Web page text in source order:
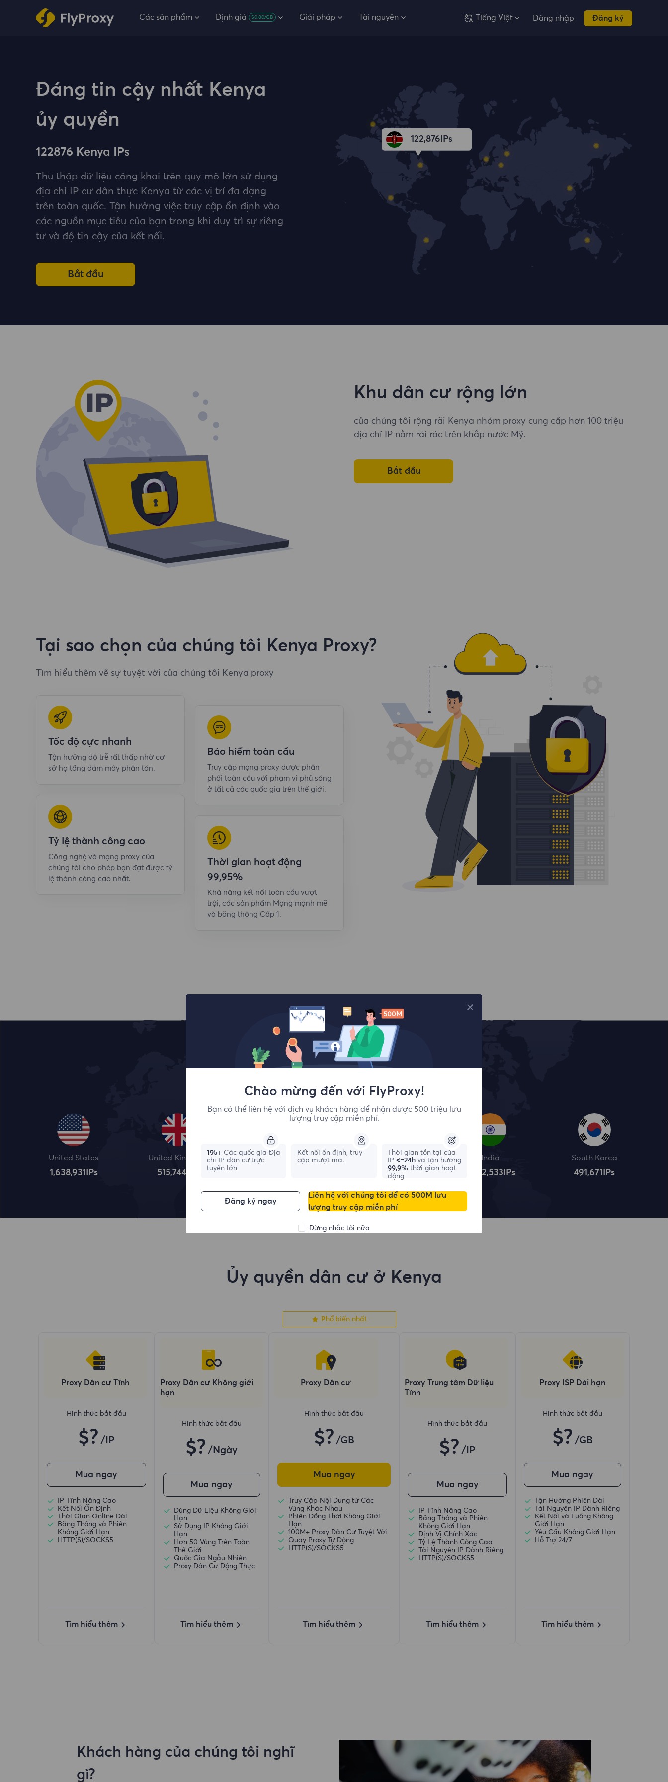
Các sản phẩm Định giá $0.80/GB Giải pháp Tài nguyên Tiếng Việt Đăng nhập Đăng ký
Đáng tin cậy nhất Kenya
ủy quyền
122876 Kenya IPs
Thu thập dữ liệu công khai trên quy mô lớn sử dụng
địa chỉ IP cư dân thực Kenya từ các vị trí đa dạng
trên toàn quốc. Tận hưởng việc truy cập ổn định vào
các nguồn mục tiêu của bạn trong khi duy trì sự riêng
tư và độ tin cậy của kết nối.
Bắt đầu
122,876 IPs
Khu dân cư rộng lớn
của chúng tôi rộng rãi Kenya nhóm proxy cung cấp hơn 100 triệu
địa chỉ IP nằm rải rác trên khắp nước Mỹ.
Bắt đầu
Tại sao chọn của chúng tôi Kenya Proxy?
Tìm hiểu thêm về sự tuyệt vời của chúng tôi Kenya proxy
Tốc độ cực nhanh
Tận hưởng độ trễ rất thấp nhờ cơ
sở hạ tầng đám mây phân tán.
Tỷ lệ thành công cao
Công nghệ và mạng proxy của
chúng tôi cho phép bạn đạt được tỷ
lệ thành công cao nhất.
Bảo hiểm toàn cầu
Truy cập mạng proxy được phân
phối toàn cầu với phạm vi phủ sóng
ở tất cả các quốc gia trên thế giới.
Thời gian hoạt động
99,95%
Khả năng kết nối toàn cầu vượt
trội, các sản phẩm Mạng mạnh mẽ
và băng thông Cấp 1.
Vị trí hàng đầu
United States
1,638,932 IPs
United Kingdom
515,745
France Canada
331,148IPs
India
4,322,534 IPs
South Korea
491,672 IPs
Ủy quyền dân cư ở Kenya
Phổ biến nhất
Proxy Dân cư Tĩnh
Hình thức bắt đầu
$? /IP
Mua ngay
IP Tĩnh Nâng Cao
Kết Nối Ổn Định
Thời Gian Online Dài
Băng Thông và Phiên
Không Giới Hạn
HTTP(S)/SOCKS5
Tìm hiểu thêm
Proxy Dân cư Không giới
hạn
Hình thức bắt đầu
$? /Ngày
Mua ngay
Dùng Dữ Liệu Không Giới
Hạn
Sử Dụng IP Không Giới
Hạn
Hơn 50 Vùng Trên Toàn
Thế Giới
Quốc Gia Ngẫu Nhiên
Proxy Dân Cư Động Thực
Tìm hiểu thêm
Proxy Dân cư
Hình thức bắt đầu
$? /GB
Mua ngay
Truy Cập Nội Dung từ Các
Vùng Khác Nhau
Phiên Đồng Thời Không Giới
Hạn
100M+ Proxy Dân Cư Tuyệt Vời
Quay Proxy Tự Động
HTTP(S)/SOCKS5
Tìm hiểu thêm
Proxy Trung tâm Dữ liệu
Tĩnh
Hình thức bắt đầu
$? /IP
Mua ngay
IP Tĩnh Nâng Cao
Băng Thông và Phiên
Không Giới Hạn
Định Vị Chính Xác
Tỷ Lệ Thành Công Cao
Tài Nguyên IP Dành Riêng
HTTP(S)/SOCKS5
Tìm hiểu thêm
Proxy ISP Dài hạn
Hình thức bắt đầu
$? /GB
Mua ngay
Tận Hưởng Phiên Dài
Tài Nguyên IP Dành Riêng
Kết Nối và Luồng Không
Giới Hạn
Yêu Cầu Không Giới Hạn
Hỗ Trợ 24/7
Tìm hiểu thêm
Khách hàng của chúng tôi nghĩ
gì?
Chào mừng đến với FlyProxy!
Bạn có thể liên hệ với dịch vụ khách hàng để nhận được 500 triệu lưu
lượng truy cập miễn phí.
195+ Các quốc gia Địa
chỉ IP dân cư trực
tuyến lớn
Kết nối ổn định, truy
cập mượt mà.
Thời gian tồn tại của
IP <=24h và tận hưởng
99,9% thời gian hoạt
động
Đăng ký ngay
Liên hệ với chúng tôi để có 500M lưu
lượng truy cập miễn phí
Đừng nhắc tôi nữa